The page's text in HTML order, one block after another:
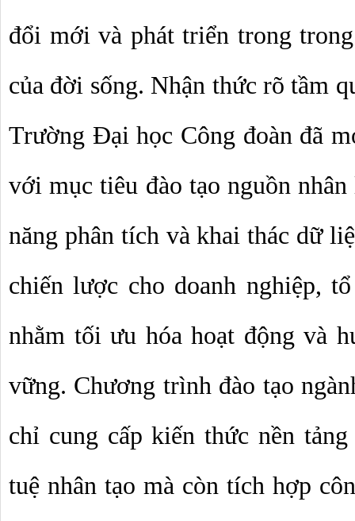
đổi mới và phát triển trong
của đời sống. Nhận thức rõ tầm
Trường Đại học Công đoàn đã
với mục tiêu đào tạo nguồn
năng phân tích và khai thác dữ
chiến lược cho doanh nghiệp,
nhằm tối ưu hóa hoạt động và
vững. Chương trình đào tạo
chỉ cung cấp kiến thức nền
tuệ nhân tạo mà còn tích hợp